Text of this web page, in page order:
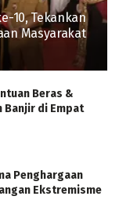
10, Tekankan
Masyarakat
Beras &
Banjir di Empat
Penghargaan
Ekstremisme